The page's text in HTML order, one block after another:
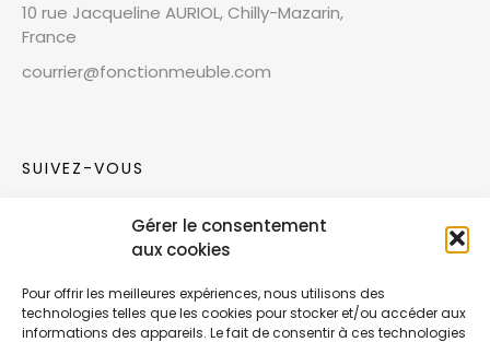
Gérer le consentement
aux cookies
Pour offrir les meilleures expériences, nous utilisons des
technologies telles que les cookies pour stocker et/ou accéder aux
informations des appareils. Le fait de consentir à ces technologies
10 rue Jacqueline AURIOL, Chilly-Mazarin,
France
courrier@fonctionmeuble.com
SUIVEZ-VOUS
Rejoignez notre communauté sur les réseaux
Nouvelles collections, vie de l’équipe ou